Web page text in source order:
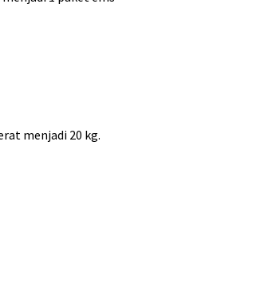
menjadi 20 kg.